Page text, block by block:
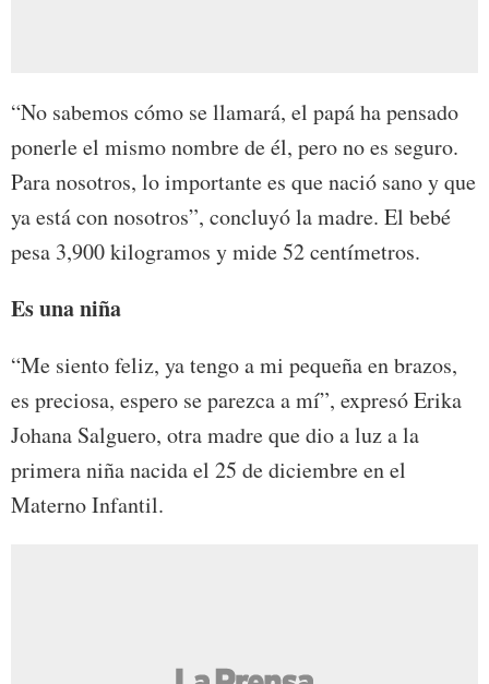
“No sabemos cómo se llamará, el papá ha pensado
ponerle el mismo nombre de él, pero no es seguro.
Para nosotros, lo importante es que nació sano y que
ya está con nosotros”, concluyó la madre. El bebé
pesa 3,900 kilogramos y mide 52 centímetros.
Es una niña
“Me siento feliz, ya tengo a mi pequeña en brazos,
es preciosa, espero se parezca a mí”, expresó Erika
Johana Salguero, otra madre que dio a luz a la
primera niña nacida el 25 de diciembre en el
Materno Infantil.